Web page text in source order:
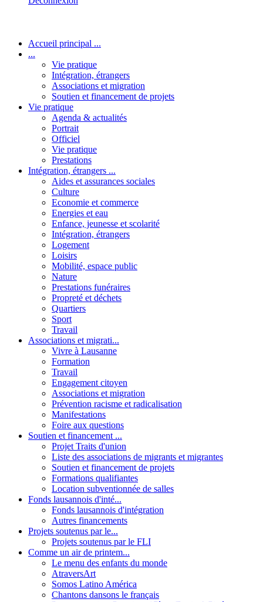
Accueil principal ...
...
Vie pratique
Intégration, étrangers
Associations et migration
Soutien et financement de projets
Vie pratique
Agenda & actualités
Portrait
Officiel
Vie pratique
Prestations
Intégration, étrangers ...
Aides et assurances sociales
Culture
Economie et commerce
Energies et eau
Enfance, jeunesse et scolarité
Intégration, étrangers
Logement
Loisirs
Mobilité, espace public
Nature
Prestations funéraires
Propreté et déchets
Quartiers
Sport
Travail
Associations et migrati...
Vivre à Lausanne
Formation
Travail
Engagement citoyen
Associations et migration
Prévention racisme et radicalisation
Manifestations
Foire aux questions
Soutien et financement ...
Projet Traits d'union
Liste des associations de migrants et migrantes
Soutien et financement de projets
Formations qualifiantes
Location subventionnée de salles
Fonds lausannois d'inté...
Fonds lausannois d'intégration
Autres financements
Projets soutenus par le...
Projets soutenus par le FLI
Comme un air de printem...
Le menu des enfants du monde
AtraversArt
Somos Latino América
Chantons dansons le français